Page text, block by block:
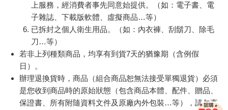
上服務，經消費者事先同意始提供。（如：電子書、電
子雜誌、下載版軟體、虛擬商品…等）
已拆封之個人衛生用品。（如：內衣褲、刮鬍刀、除毛
刀…等）
若非上列種類商品，均享有到貨7天的猶豫期（含例假
日）。
辦理退換貨時，商品（組合商品恕無法接受單獨退貨）必須
是您收到商品時的原始狀態（包含商品本體、配件、贈品、
保證書、所有附隨資料文件及原廠內外包裝…等），請勿直